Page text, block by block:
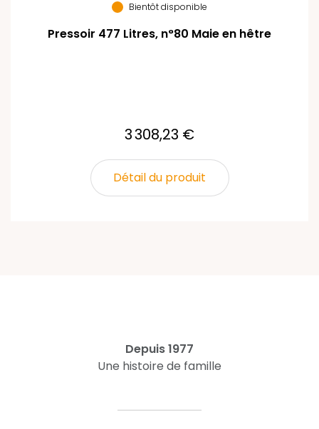
Bientôt disponible
Pressoir 477 Litres, n°80 Maie en hêtre
3 308,23 €
Détail du produit
Depuis 1977
Une histoire de famille